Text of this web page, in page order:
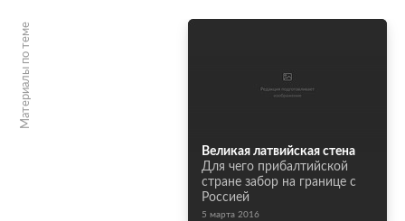
Материалы по теме
Великая латвийская стена
Для чего прибалтийской
стране забор на границе с
Россией
5 марта 2016